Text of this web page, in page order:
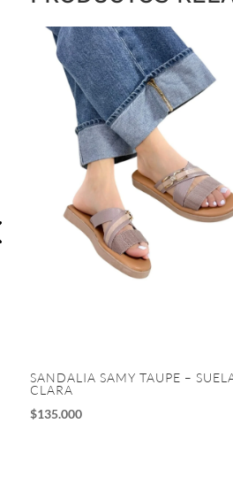
SANDALIA SAMY TAUPE –
CLARA
$135.000